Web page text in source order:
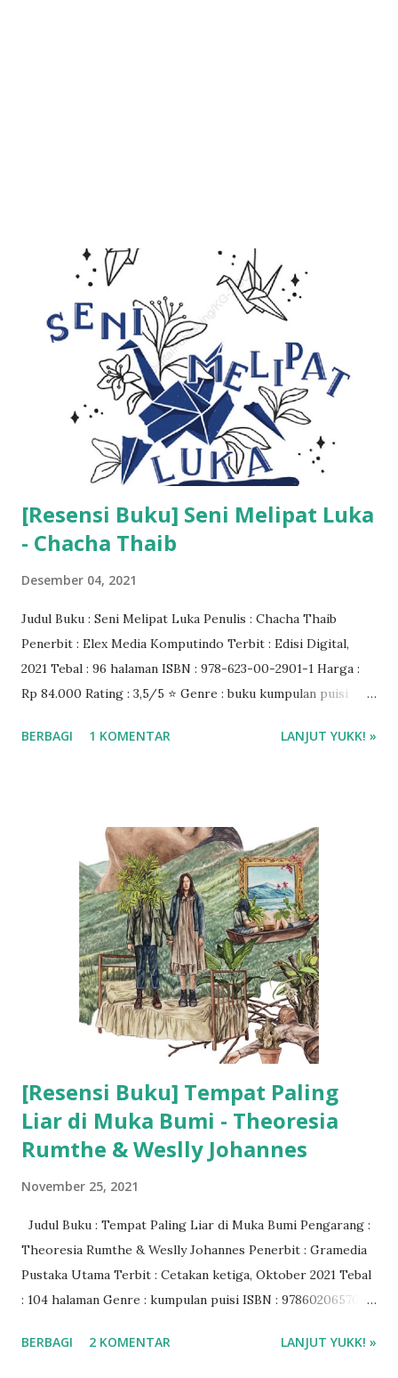
[Resensi Buku] Seni Melipat Luka
- Chacha Thaib
Desember 04, 2021
Judul Buku : Seni Melipat Luka Penulis : Chacha Thaib
Penerbit : Elex Media Komputindo Terbit : Edisi Digital,
2021 Tebal : 96 halaman ISBN : 978-623-00-2901-1 Harga :
Rp 84.000 Rating : 3,5/5 ⭐ Genre : buku kumpulan puisi
BERBAGI 1 KOMENTAR LANJUT YUKK! »
[Resensi Buku] Tempat Paling
Liar di Muka Bumi - Theoresia
Rumthe & Weslly Johannes
November 25, 2021
Judul Buku : Tempat Paling Liar di Muka Bumi Pengarang :
Theoresia Rumthe & Weslly Johannes Penerbit : Gramedia
Pustaka Utama Terbit : Cetakan ketiga, Oktober 2021 Tebal
: 104 halaman Genre : kumpulan puisi ISBN : 9786020657004
Gramedia Digital ❤️❤️❤️
BERBAGI 2 KOMENTAR LANJUT YUKK! »